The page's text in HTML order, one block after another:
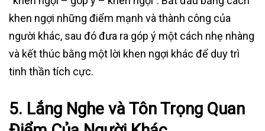
khen ngợi những điểm mạnh và thành công của
người khác, sau đó đưa ra góp ý một cách nhẹ nhàng
và kết thúc bằng một lời khen ngợi khác để duy trì
tinh thần tích cực.
5. Lắng Nghe và Tôn Trọng Quan